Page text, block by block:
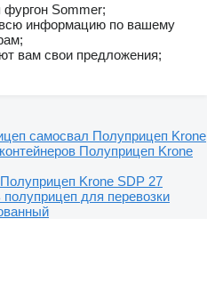
Sommer;
информацию по вашему
вам свои предложения;
самосвал Полуприцеп Krone
Полуприцеп Krone
Полуприцеп Krone SDP 27
полуприцеп для перевозки